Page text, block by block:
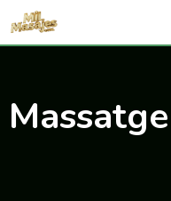
Saltar